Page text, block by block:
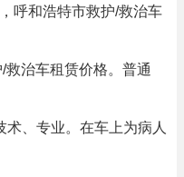
呼和浩特市救护/救治车
救治车租赁价格。普通
、专业。在车上为病人